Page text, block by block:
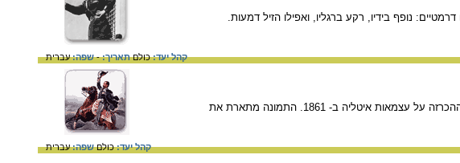
קהל יעד:כולםתאריך:-שפה:עברית
ויטוריו אמנואלה השני (1820 – 1878) הוכתר למלך הראשון של איטליה המאוחדת בעת ההכרזה על עצמאות איטליה ב- 1861. התמונה מתארת את
קהל יעד:כולםשפה:עברית